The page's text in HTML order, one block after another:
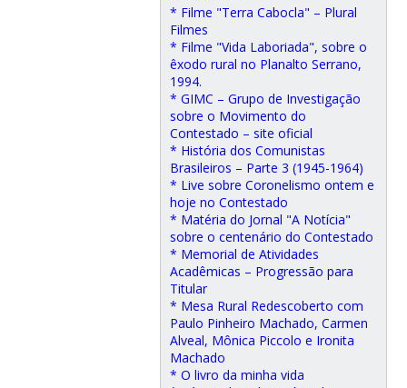
* Filme "Terra Cabocla" – Plural
Filmes
* Filme "Vida Laboriada", sobre o
êxodo rural no Planalto Serrano,
1994.
* GIMC – Grupo de Investigação
sobre o Movimento do
Contestado – site oficial
* História dos Comunistas
Brasileiros – Parte 3 (1945-1964)
* Live sobre Coronelismo ontem e
hoje no Contestado
* Matéria do Jornal "A Notícia"
sobre o centenário do Contestado
* Memorial de Atividades
Acadêmicas – Progressão para
Titular
* Mesa Rural Redescoberto com
Paulo Pinheiro Machado, Carmen
Alveal, Mônica Piccolo e Ironita
Machado
* O livro da minha vida